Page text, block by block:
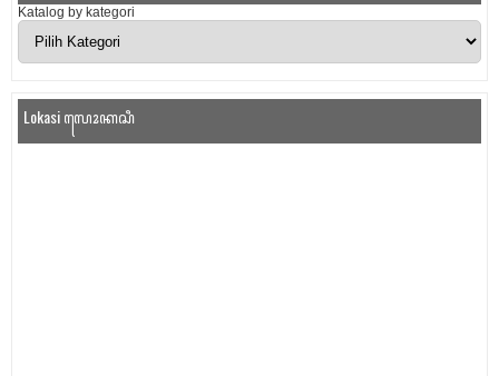
Katalog by kategori
Lokasi ꦭꦺꦴꦏꦱꦶ